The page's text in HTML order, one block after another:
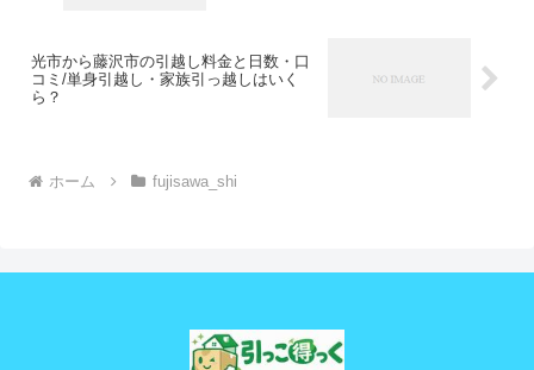
光市から藤沢市の引越し料金と日数・口
コミ/単身引越し・家族引っ越しはいく
ら？
ホーム fujisawa_shi